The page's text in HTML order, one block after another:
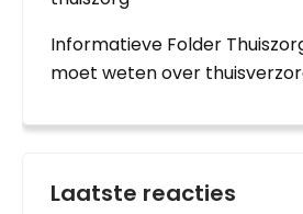
Informatieve Folder
moet weten over
Laatste reacties